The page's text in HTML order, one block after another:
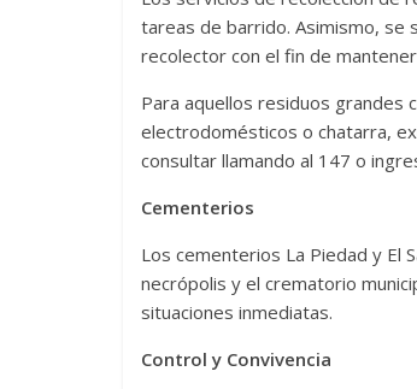
tareas de barrido. Asimismo, se
recolector con el fin de
Para aquellos residuos
electrodomésticos o chatarra,
consultar llamando al 147 o
Cementerios
Los cementerios La Piedad y El
necrópolis y el crematorio
situaciones inmediatas.
Control y Convivencia